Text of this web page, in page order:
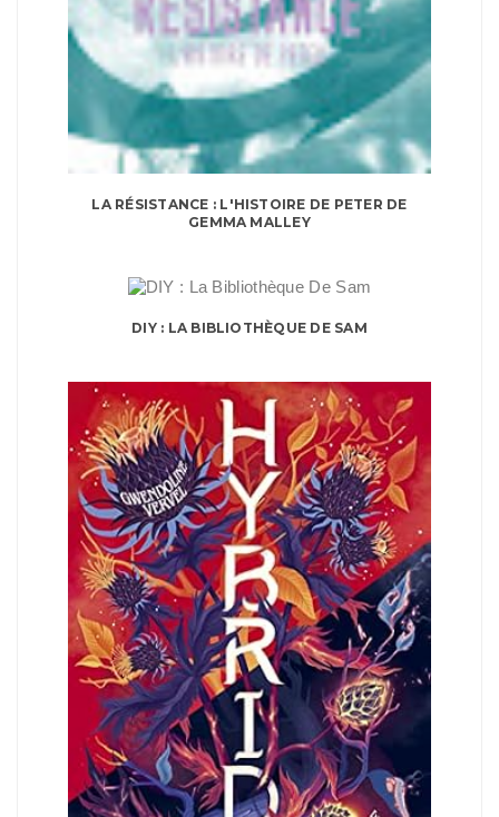
LA RÉSISTANCE : L'HISTOIRE DE PETER DE
GEMMA MALLEY
DIY : LA BIBLIOTHÈQUE DE SAM